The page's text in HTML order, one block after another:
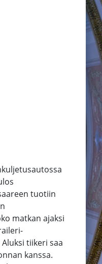
tuotiin
matkan ajaksi
tiikeri saa
kanssa.